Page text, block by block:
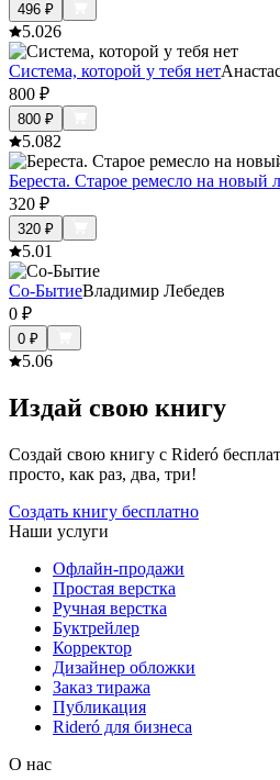
496 ₽
5.026
Система, которой у тебя нет
800 ₽
800 ₽
5.082
Береста. Старое ремесло на новый
320 ₽
320 ₽
5.01
Со-БытиеВладимир Лебедев
0 ₽
0 ₽
5.06
Издай свою книгу
Создай свою книгу с Rideró
просто, как раз, два, три!
Создать книгу бесплатно
Наши услуги
Офлайн-продажи
Простая верстка
Ручная верстка
Буктрейлер
Корректор
Дизайнер обложки
Заказ тиража
Публикация
Rideró для бизнеса
О нас